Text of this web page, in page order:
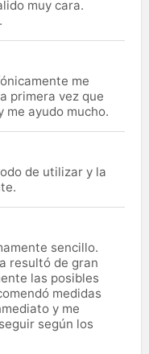
muy cara.
me
primera vez que
me ayudo mucho.
de utilizar y la
sencillo.
resultó de gran
las posibles
medidas
y me
según los